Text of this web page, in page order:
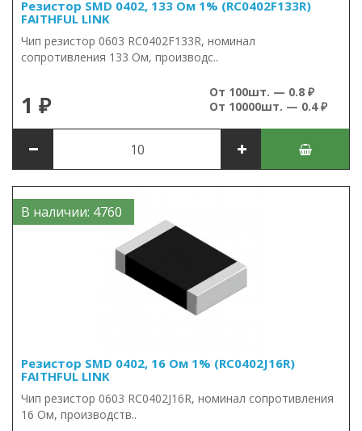
Резистор SMD 0402, 133 Ом 1% (RC0402F133R)
FAITHFUL LINK
Чип резистор 0603 RC0402F133R, номинал
сопротивления 133 Ом, производс..
1 ₽
От 100шт. — 0.8 ₽
От 10000шт. — 0.4 ₽
В наличии: 4760
Резистор SMD 0402, 16 Ом 1% (RC0402J16R)
FAITHFUL LINK
Чип резистор 0603 RC0402J16R, номинал сопротивления
16 Ом, производств..